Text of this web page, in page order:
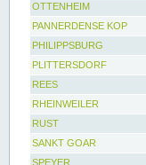
OTTENHEIM
PANNERDENSE KOP
PHILIPPSBURG
PLITTERSDORF
REES
RHEINWEILER
RUST
SANKT GOAR
SPEYER